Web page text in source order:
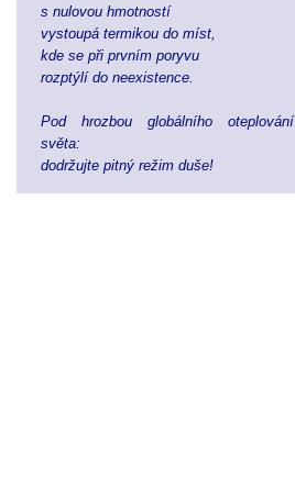
s nulovou hmotností
vystoupá termikou do míst,
kde se při prvním poryvu
rozptýlí do neexistence.
Pod hrozbou globálního oteplování
světa:
dodržujte pitný režim duše!